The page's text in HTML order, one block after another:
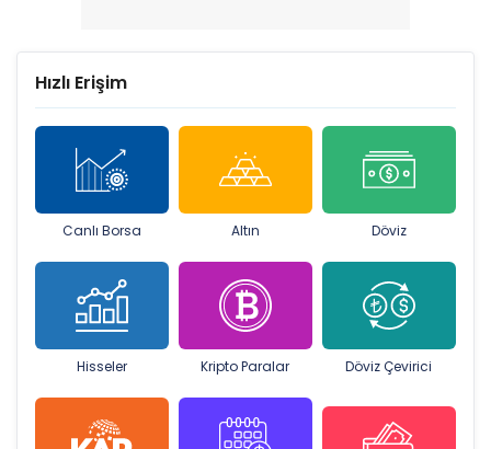
Hızlı Erişim
Canlı Borsa Altın Döviz
Hisseler Kripto Paralar Döviz Çevirici